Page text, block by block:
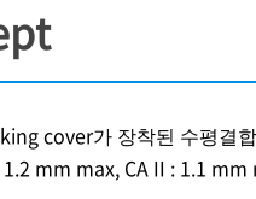
cover가 장착된 수평결
mm max, CA II : 1.1 mm